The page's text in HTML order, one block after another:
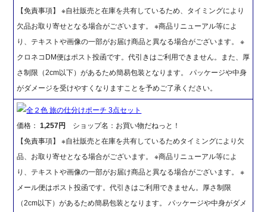
【免責事項】 ※自社販売と在庫を共有しているため、タイミングにより
欠品お取り寄せとなる場合がございます。 ※商品リニューアル等によ
り、テキストや画像の一部がお届け商品と異なる場合がございます。 ※
クロネコDM便はポスト投函です。代引きはご利用できません。また、厚
さ制限（2cm以下）があるため簡易包装となります。 パッケージや中身
がダメージを受けやすくなりますことを予めご了承ください。
全２色 旅の仕分けポーチ 3点セット
価格：1,257円
ショップ名：お買い物だねっと！
【免責事項】 ※自社販売と在庫を共有しているためタイミングにより欠
品、お取り寄せとなる場合がございます。 ※商品リニューアル等によ
り、テキストや画像の一部がお届け商品と異なる場合がございます。 ※
メール便はポスト投函です。代引きはご利用できません。厚さ制限
（2cm以下）があるため簡易包装となります。 パッケージや中身がダメ